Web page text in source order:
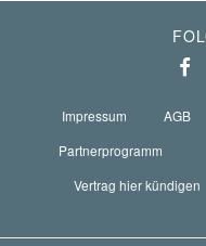
Impressum AGB
Partnerprogramm
Vertrag hier kündigen